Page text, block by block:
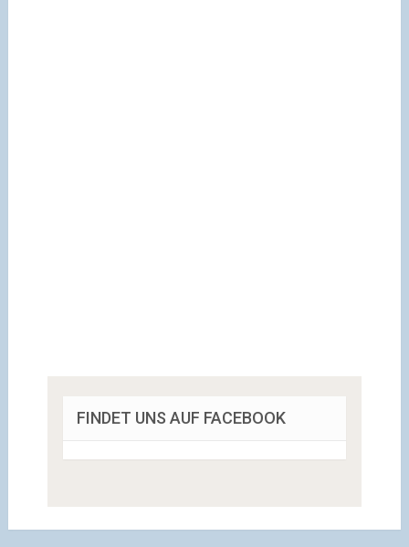
FINDET UNS AUF FACEBOOK